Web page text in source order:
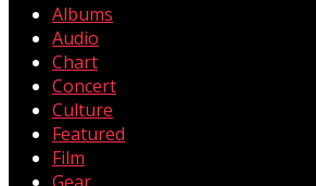
Albums
Audio
Chart
Concert
Culture
Featured
Film
Gear